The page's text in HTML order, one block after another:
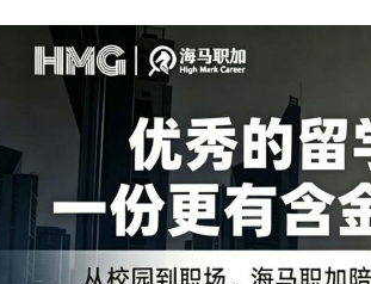
最后，金融经济类专业的留学生也是京东管
方面的专业人才需求量也十分可观。拥有金
公司的战略决策提供有力支持。
总的来说，京东管培生项目适合各类专业背
生项目，选择适合自己专业背景的机会，并